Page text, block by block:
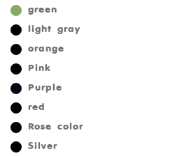
green
light gray
orange
Pink
Purple
red
Rose color
Silver